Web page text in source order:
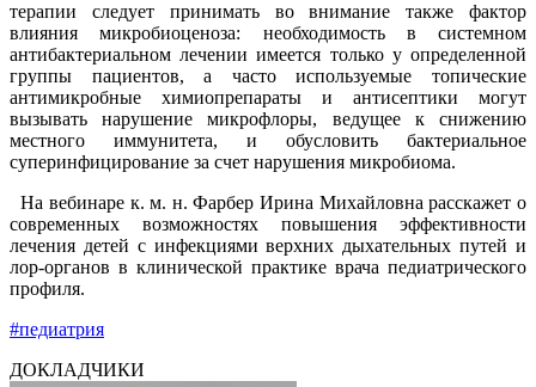
терапии следует принимать во внимание также фактор
влияния микробиоценоза: необходимость в системном
антибактериальном лечении имеется только у определенной
группы пациентов, а часто используемые топические
антимикробные химиопрепараты и антисептики могут
вызывать нарушение микрофлоры, ведущее к снижению
местного иммунитета, и обусловить бактериальное
суперинфицирование за счет нарушения микробиома.
На вебинаре к. м. н. Фарбер Ирина Михайловна расскажет о
современных возможностях повышения эффективности
лечения детей с инфекциями верхних дыхательных путей и
лор-органов в клинической практике врача педиатрического
профиля.
#педиатрия
ДОКЛАДЧИКИ